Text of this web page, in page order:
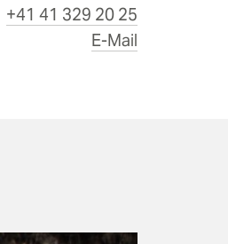
+41 41 329 20 25
E-Mail